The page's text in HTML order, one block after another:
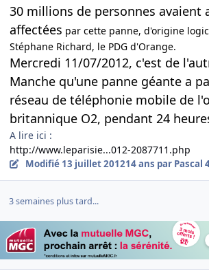
30 millions de personnes avaient
affectées par cette panne, d'origine
Stéphane Richard, le PDG d'Orange.
Mercredi 11/07/2012, c'est de
Manche qu'une panne géante a
réseau de téléphonie mobile de
britannique O2, pendant 24
A lire ici :
http://www.leparisie...012-2087711.php
Modifié 13 juillet 201214 ans par Pascal
3 semaines plus tard...